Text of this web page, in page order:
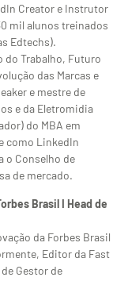
Creator e Instrutor
mil alunos treinados
Edtechs).
do Trabalho, Futuro
das Marcas e
e mestre de
e da Eletromidia
do MBA em
como LinkedIn
o Conselho de
de mercado.
Brasil I Head de
da Forbes Brasil
Editor da Fast
Gestor de